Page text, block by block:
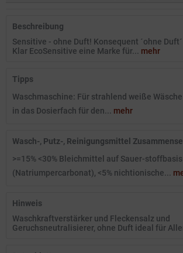
Beschreibung
Sensitive - ohne Duft! Konsequent ´ohne
Klar EcoSensitive eine Marke für... mehr
Tipps
Waschmaschine: Für strahlend weiße
in das Dosierfach für den... mehr
Wasch-, Putz-, Reinigungsmittel
>=15% <30% Bleichmittel auf Sauer-stoffbasis
(Natriumpercarbonat), <5% nichtionische...
Hinweis
Waschkraftverstärker und Fleckensalz und
Geruchsneutralisierer, ohne Duft ideal für